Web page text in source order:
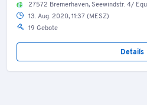
27572 Bremerhaven, Seewindstr. 4/
13. Aug. 2020, 11:37 (MESZ)
19 Gebote
Details